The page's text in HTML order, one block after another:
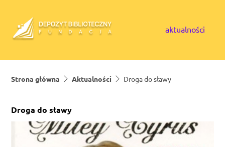
aktualności
Strona główna Aktualności Droga do sławy
Droga do sławy